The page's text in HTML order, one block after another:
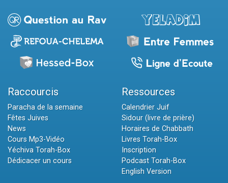
Raccourcis
Paracha de la semaine
Fêtes Juives
News
Cours Mp3-Vidéo
Yéchiva Torah-Box
Dédicacer un cours
Ressources
Calendrier Juif
Sidour (livre de prière)
Horaires de Chabbath
Livres Torah-Box
Inscription
Podcast Torah-Box
English Version